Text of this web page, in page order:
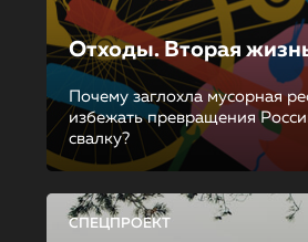
Отходы. Вторая
Почему заглохла мусорная
избежать превращения
свалку?
СПЕЦПРОЕКТ